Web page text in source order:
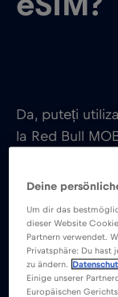
Da, puteți
la Red Bull
Pe iOS:
Pentru a
urmați acești
Deine
Um dir das
dieser Website
Partnern verwendet.
Privatsphäre: Du
zu ändern.
Einige unserer
Europäischen